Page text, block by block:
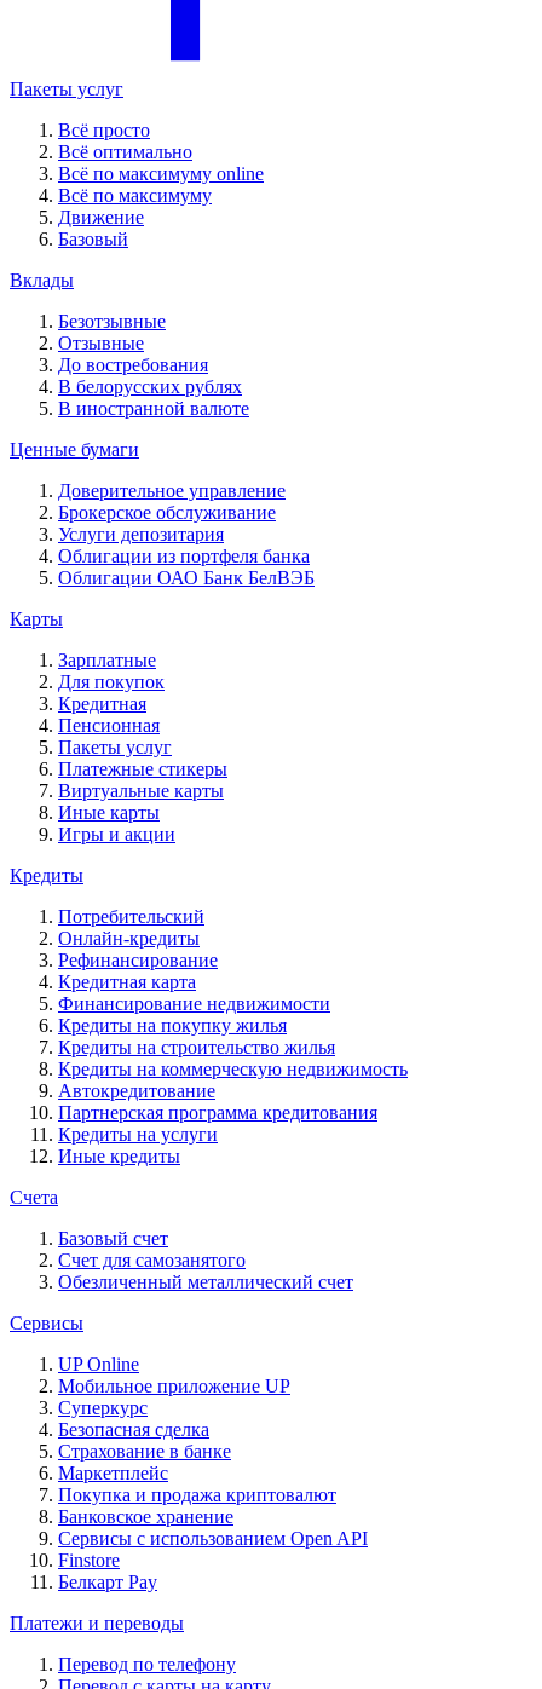
Пакеты услуг
Всё просто
Всё оптимально
Всё по максимуму online
Всё по максимуму
Движение
Базовый
Вклады
Безотзывные
Отзывные
До востребования
В белорусских рублях
В иностранной валюте
Ценные бумаги
Доверительное управление
Брокерское обслуживание
Услуги депозитария
Облигации из портфеля банка
Облигации ОАО Банк БелВЭБ
Карты
Зарплатные
Для покупок
Кредитная
Пенсионная
Пакеты услуг
Платежные стикеры
Виртуальные карты
Иные карты
Игры и акции
Кредиты
Потребительский
Онлайн-кредиты
Рефинансирование
Кредитная карта
Финансирование недвижимости
Кредиты на покупку жилья
Кредиты на строительство жилья
Кредиты на коммерческую недвижимость
Автокредитование
Партнерская программа кредитования
Кредиты на услуги
Иные кредиты
Счета
Базовый счет
Счет для самозанятого
Обезличенный металлический счет
Сервисы
UP Online
Мобильное приложение UP
Суперкурс
Безопасная сделка
Страхование в банке
Маркетплейс
Покупка и продажа криптовалют
Банковское хранение
Сервисы с использованием Open API
Finstore
Белкарт Pay
Платежи и переводы
Перевод по телефону